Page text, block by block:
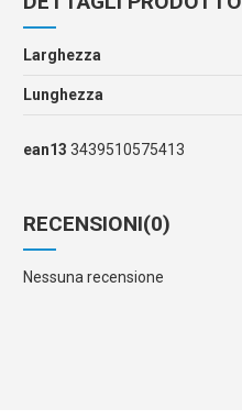
Larghezza
Lunghezza
ean13 3439510575413
RECENSIONI(0)
Nessuna recensione